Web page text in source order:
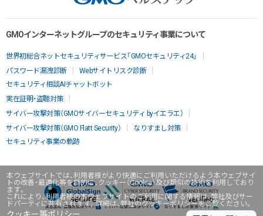
本ウェブサイトでは、利用者様がより快適にご利用いただけるよう本ウェブサイ
トの改善・最適化等を目的に、クッキー（Cookie）及び類似の技術を利用しており
ます。
これにより、利用者様の本ウェブサイトのご利用に関する情報は、弊社及びサー
ドパーティに共有されます。詳細は、弊社のクッキーポリシーをご覧ください。
GMOインターネットグループのセキュリティ事業について
世界初総合ネットセキュリティサービス「GMOセキュリティ24」
パスワード漏洩診断
Webサイトリスク診断
セキュリティ相談AIチャットボット
実在証明・盗聴対策
サイバー攻撃対策（GMOサイバーセキュリティ byイエラエ）
サイバー攻撃対策（GMO Flatt Security）
なりすまし対策
セキュリティ事業の軌跡